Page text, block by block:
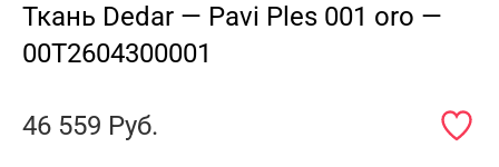
Ткань Dedar — Pavi Ples 001 oro —
00T2604300001
46 559 Руб.